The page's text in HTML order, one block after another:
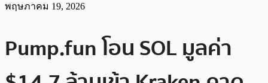
พฤษภาคม 19, 2026
Pump.fun โอน SOL มูลค่า